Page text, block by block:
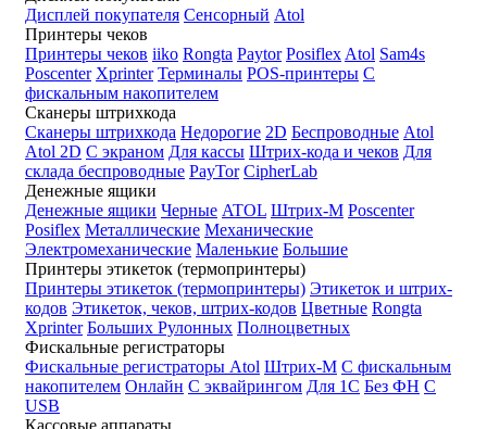
Дисплей покупателя Сенсорный Atol
Принтеры чеков
Принтеры чеков iiko Rongta Paytor Posiflex Atol Sam4s
Poscenter Xprinter Терминалы POS-принтеры С
фискальным накопителем
Сканеры штрихкода
Сканеры штрихкода Недорогие 2D Беспроводные Atol
Atol 2D С экраном Для кассы Штрих-кода и чеков Для
склада беспроводные PayTor CipherLab
Денежные ящики
Денежные ящики Черные ATOL Штрих-М Poscenter
Posiflex Металлические Механические
Электромеханические Маленькие Большие
Принтеры этикеток (термопринтеры)
Принтеры этикеток (термопринтеры) Этикеток и штрих-
кодов Этикеток, чеков, штрих-кодов Цветные Rongta
Xprinter Больших Рулонных Полноцветных
Фискальные регистраторы
Фискальные регистраторы Atol Штрих-М С фискальным
накопителем Онлайн С эквайрингом Для 1С Без ФН С
USB
Кассовые аппараты